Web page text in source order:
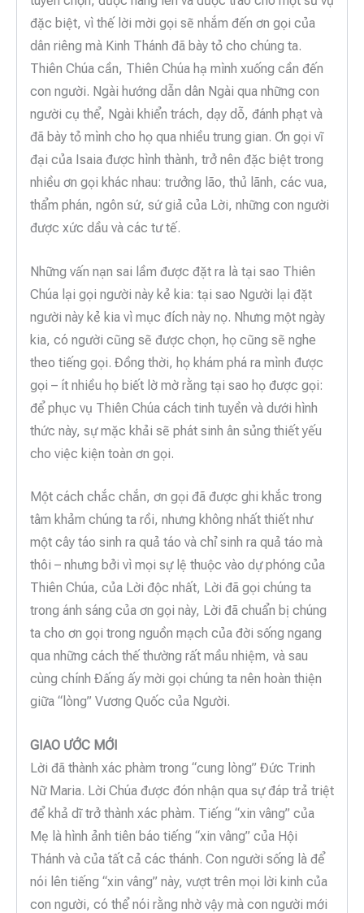
đặc biệt, vì thế lời mời gọi sẽ nhắm đến ơn gọi của
dân riêng mà Kinh Thánh đã bày tỏ cho chúng ta.
Thiên Chúa cần, Thiên Chúa hạ mình xuống cần đến
con người. Ngài hướng dẫn dân Ngài qua những con
người cụ thể, Ngài khiển trách, dạy dỗ, đánh phạt và
đã bày tỏ mình cho họ qua nhiều trung gian. Ơn gọi vĩ
đại của Isaia được hình thành, trở nên đặc biệt trong
nhiều ơn gọi khác nhau: trưởng lão, thủ lãnh, các vua,
thẩm phán, ngôn sứ, sứ giả của Lời, những con người
được xức dầu và các tư tế.
Những vấn nạn sai lầm được đặt ra là tại sao Thiên
Chúa lại gọi người này kẻ kia: tại sao Người lại đặt
người này kẻ kia vì mục đích này nọ. Nhưng một ngày
kia, có người cũng sẽ được chọn, họ cũng sẽ nghe
theo tiếng gọi. Đồng thời, họ khám phá ra mình được
gọi – ít nhiều họ biết lờ mờ rằng tại sao họ được gọi:
để phục vụ Thiên Chúa cách tinh tuyền và dưới hình
thức này, sự mặc khải sẽ phát sinh ân sủng thiết yếu
cho việc kiện toàn ơn gọi.
Một cách chắc chắn, ơn gọi đã được ghi khắc trong
tâm khảm chúng ta rồi, nhưng không nhất thiết như
một cây táo sinh ra quả táo và chỉ sinh ra quả táo mà
thôi – nhưng bởi vì mọi sự lệ thuộc vào dự phóng của
Thiên Chúa, của Lời độc nhất, Lời đã gọi chúng ta
trong ánh sáng của ơn gọi này, Lời đã chuẩn bị chúng
ta cho ơn gọi trong nguồn mạch của đời sống ngang
qua những cách thế thường rất mầu nhiệm, và sau
cùng chính Đấng ấy mời gọi chúng ta nên hoàn thiện
giữa “lòng” Vương Quốc của Người.
GIAO ƯỚC MỚI
Lời đã thành xác phàm trong “cung lòng” Đức Trinh
Nữ Maria. Lời Chúa được đón nhận qua sự đáp trả triệt
để khả dĩ trở thành xác phàm. Tiếng “xin vâng” của
Mẹ là hình ảnh tiên báo tiếng “xin vâng” của Hội
Thánh và của tất cả các thánh. Con người sống là để
nói lên tiếng “xin vâng” này, vượt trên mọi lời kinh của
con người, có thể nói rằng nhờ vậy mà con người mới